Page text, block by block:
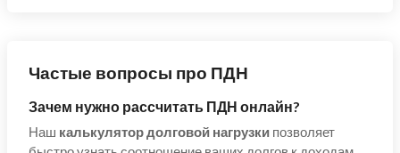
Частые вопросы про ПДН
Зачем нужно рассчитать ПДН онлайн?
Наш калькулятор долговой нагрузки позволяет